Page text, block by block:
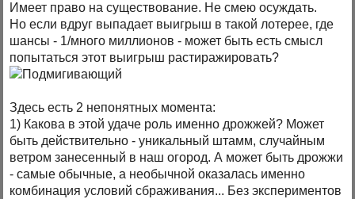
Имеет право на существование. Не смею осуждать.
Но если вдруг выпадает выигрыш в такой лотерее, где
шансы - 1/много миллионов - может быть есть смысл
попытаться этот выигрыш растиражировать?
Здесь есть 2 непонятных момента:
1) Какова в этой удаче роль именно дрожжей? Может
быть действительно - уникальный штамм, случайным
ветром занесенный в наш огород. А может быть дрожжи
- самые обычные, а необычной оказалась именно
комбинация условий сбраживания... Без экспериментов